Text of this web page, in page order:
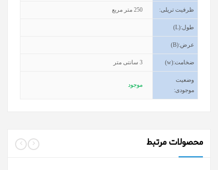
ظرفیت تریلی:
250 متر مربع
طول(L):
عرض(B):
ضخامت(w):
3 سانتی متر
وضعیت
موجودی:
موجود
محصولات مرتبط